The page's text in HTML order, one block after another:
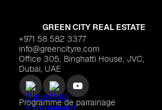
GREEN CITY REAL ESTATE
+971 58 582 3377
info@greencityre.com
Office 305, Binghatti House, JVC,
Dubai, UAE
Programme de parrainage